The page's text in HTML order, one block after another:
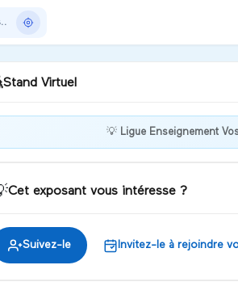
Stand Virtuel
💡 Ligue Enseignement
Cet exposant vous intéresse ?
Suivez-le Invitez-le à rejoindre